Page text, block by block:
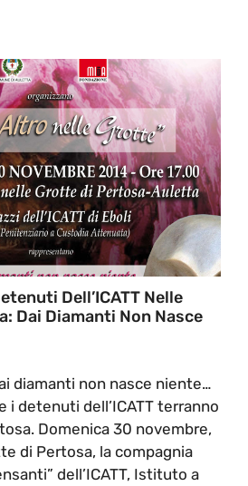
Dell’ICATT Nelle
Dai Diamanti Non Nasce
diamanti non nasce niente…
i detenuti dell’ICATT terranno
Domenica 30 novembre,
di Pertosa, la compagnia
dell’ICATT, Istituto a